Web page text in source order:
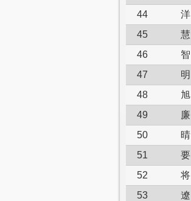
44
洋
45
慧
46
智
47
明
48
旭
49
廉
50
晴
51
要
52
将
53
遼